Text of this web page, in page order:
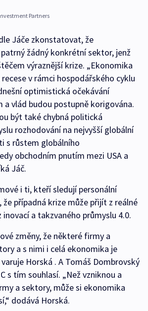
Partners
Jáče zkonstatovat, že
žádný konkrétní sektor, jenž
výraznější krize. „Ekonomika
v rámci hospodářského cyklu
optimistická očekávání
vlád budou postupně korigována.
být také chybná politická
rozhodování na nejvyšší globální
s růstem globálního
obchodním pnutím mezi USA a
Jáč.
i ti, kteří sledují personální
případná krize může přijít z reálné
a takzvaného průmyslu 4.0.
změny, že některé firmy a
a s nimi i celá ekonomika je
varuje Horská . A Tomáš Dombrovský
s tím souhlasí. „Než vzniknou a
a sektory, může si ekonomika
dodává Horská.